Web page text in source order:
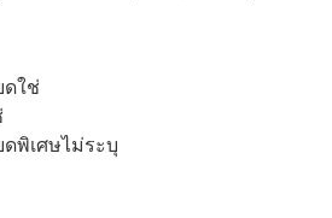
ดใช่
พิเศษไม่ระบุ